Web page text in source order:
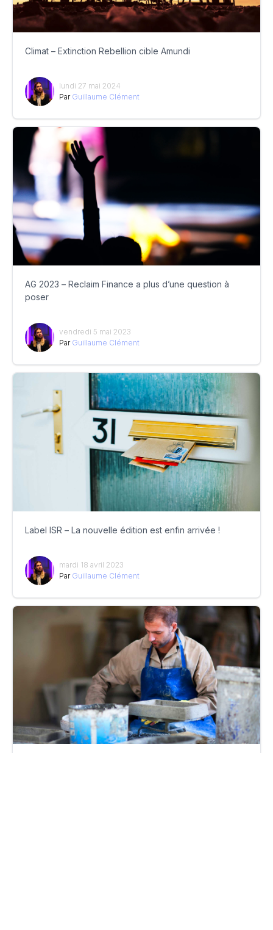
Climat – Extinction Rebellion cible Amundi
lundi 27 mai 2024
Par Guillaume Clément
AG 2023 – Reclaim Finance a plus d’une question à
poser
vendredi 5 mai 2023
Par Guillaume Clément
Label ISR – La nouvelle édition est enfin arrivée !
mardi 18 avril 2023
Par Guillaume Clément